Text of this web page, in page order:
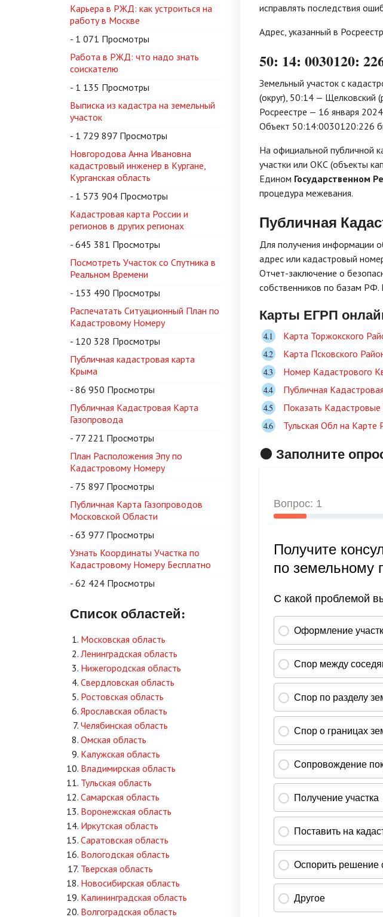
исправлять последствия
Адрес, указанный в
50: 14: 0030120:
Земельный участок с
(округ), 50:14 — Щелковский
Росреестре — 16 января
Объект 50:14:0030120:226
На официальной публичной
участки или ОКС (объекты
Едином Государственном
процедура межевания.
Публичная
Для получения информации
адрес или кадастровый
Отчет-заключение о
собственников по базам РФ.
Карты ЕГРП
Карта Торжокского
Карта Псковского
Номер Кадастрового
Публичная
Показать Кадастровые
Тульская Обл на Карте
🟠 Заполните
Карьера в РЖД: как устроиться на
работу в Москве
- 1 071 Просмотры
Работа в РЖД: что надо знать
соискателю
- 1 135 Просмотры
Выписка из кадастра на земельный
участок
- 1 729 897 Просмотры
Новгородова Анна Ивановна
кадастровый инженер в Кургане,
Курганская область
- 1 573 904 Просмотры
Кадастровая карта России и
регионов в других регионах
- 645 381 Просмотры
Посмотреть Участок со Спутника в
Реальном Времени
- 153 490 Просмотры
Распечатать Ситуационный План по
Кадастровому Номеру
- 120 328 Просмотры
Публичная кадастровая карта
Крыма
- 86 950 Просмотры
Публичная Кадастровая Карта
Газопровода
- 77 221 Просмотры
План Расположения Эпу по
Кадастровому Номеру
- 75 897 Просмотры
Публичная Карта Газопроводов
Московской Области
- 63 977 Просмотры
Узнать Координаты Участка по
Кадастровому Номеру Бесплатно
- 62 424 Просмотры
Список областей:
Московская область
Ленинградская область
Нижегородская область
Свердловская область
Ростовская область
Ярославская область
Челябинская область
Омская область
Калужская область
Владимирская область
Тульская область
Самарская область
Воронежская область
Иркутская область
Саратовская область
Вологодская область
Тверская область
Новосибирская область
Калининградская область
Волгоградская область